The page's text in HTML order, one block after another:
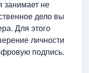
занимает не
дело вы
Для этого
личности
подпись.